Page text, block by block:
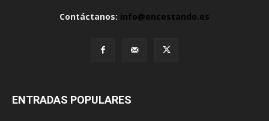
Contáctanos: info@encestando.es
ENTRADAS POPULARES